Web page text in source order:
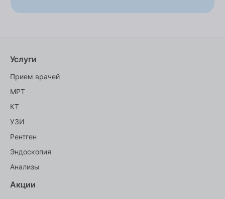
Услуги
Прием врачей
МРТ
КТ
УЗИ
Рентген
Эндоскопия
Анализы
Акции